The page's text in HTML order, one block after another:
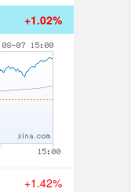
+1.02%
+1.42%